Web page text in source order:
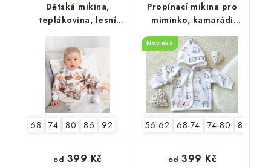
Dětská mikina,
teplákovina, lesní
zvířátka
68 74 80 86 92
od 399 Kč
Propínací mikina pro
miminko, kamarádi
zvířátka
Novinka
56-62 68-74 74-80 80-86
od 399 Kč